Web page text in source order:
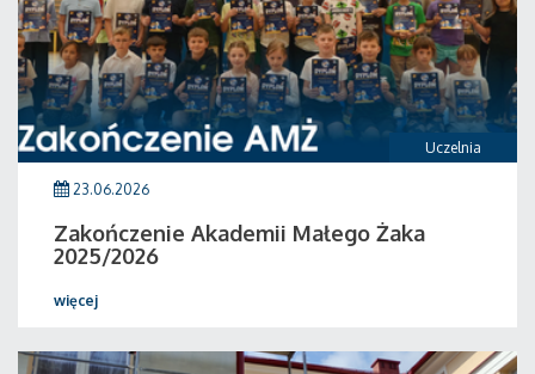
Uczelnia
23.06.2026
Zakończenie Akademii Małego Żaka
2025/2026
więcej